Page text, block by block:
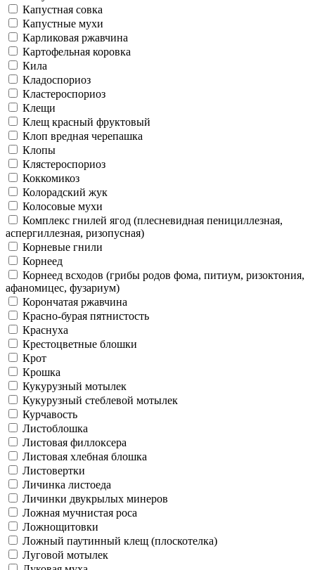
Капустная совка
Капустные мухи
Карликовая ржавчина
Картофельная коровка
Кила
Кладоспориоз
Кластероспориоз
Клещи
Клещ красный фруктовый
Клоп вредная черепашка
Клопы
Клястероспориоз
Коккомикоз
Колорадский жук
Колосовые мухи
Комплекс гнилей ягод (плесневидная пенициллезная,
аспергиллезная, ризопусная)
Корневые гнили
Корнеед
Корнеед всходов (грибы родов фома, питиум, ризоктония,
афаномицес, фузариум)
Корончатая ржавчина
Красно-бурая пятнистость
Краснуха
Крестоцветные блошки
Крот
Крошка
Кукурузный мотылек
Кукурузный стеблевой мотылек
Курчавость
Листоблошка
Листовая филлоксера
Листовая хлебная блошка
Листовертки
Личинка листоеда
Личинки двукрылых минеров
Ложная мучнистая роса
Ложнощитовки
Ложный паутинный клещ (плоскотелка)
Луговой мотылек